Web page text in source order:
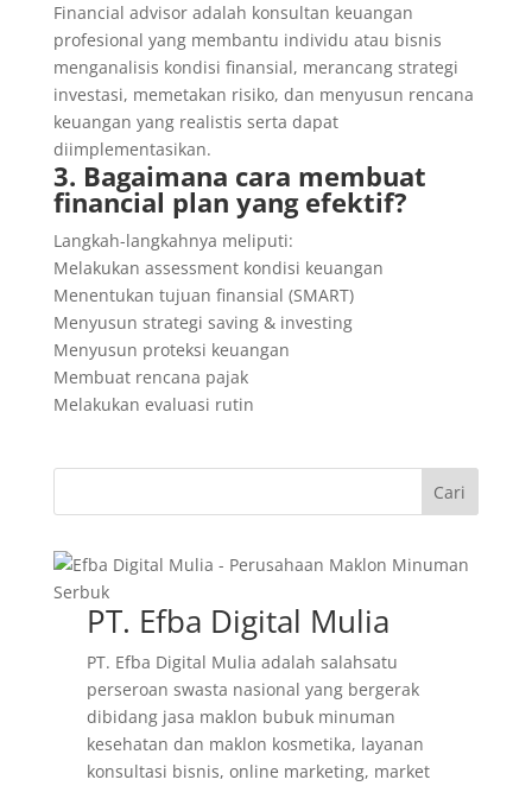
Financial advisor adalah konsultan keuangan
profesional yang membantu individu atau bisnis
menganalisis kondisi finansial, merancang strategi
investasi, memetakan risiko, dan menyusun rencana
keuangan yang realistis serta dapat
diimplementasikan.
3. Bagaimana cara membuat
financial plan yang efektif?
Langkah-langkahnya meliputi:
Melakukan assessment kondisi keuangan
Menentukan tujuan finansial (SMART)
Menyusun strategi saving & investing
Menyusun proteksi keuangan
Membuat rencana pajak
Melakukan evaluasi rutin
Cari
PT. Efba Digital Mulia
PT. Efba Digital Mulia adalah salahsatu
perseroan swasta nasional yang bergerak
dibidang jasa maklon bubuk minuman
kesehatan dan maklon kosmetika, layanan
konsultasi bisnis, online marketing, market